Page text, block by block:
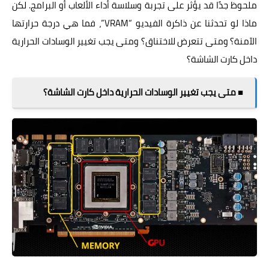
ملحوظ جدًا قد يؤثر على تجربة وسلاسة أداء الألعاب أو البرامج. لكن
ماذا لو تحدثنا عن ذاكرة الفيديو “VRAM”، فما هي درجة حرارتها
الآمنة؟ ومتى تتعرض للاختناق؟ ومتى يجب تغيير الوسادات الحرارية
داخل كارت الشاشة؟
■ متى يجب تغيير الوسادات الحرارية داخل كارت الشاشة؟